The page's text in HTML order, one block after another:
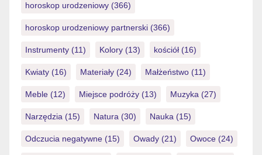
horoskop urodzeniowy (366)
horoskop urodzeniowy partnerski (366)
Instrumenty (11) Kolory (13) kościół (16)
Kwiaty (16) Materiały (24) Małżeństwo (11)
Meble (12) Miejsce podróży (13) Muzyka (27)
Narzędzia (15) Natura (30) Nauka (15)
Odczucia negatywne (15) Owady (21) Owoce (24)